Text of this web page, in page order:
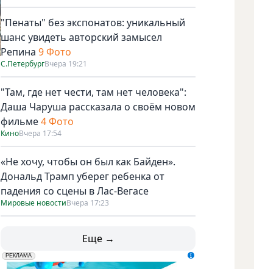
"Пенаты" без экспонатов: уникальный
шанс увидеть авторский замысел
Репина 9 Фото
С.ПетербургВчера 19:21
"Там, где нет чести, там нет человека":
Даша Чаруша рассказала о своём новом
фильме4 Фото
КиноВчера 17:54
«Не хочу, чтобы он был как Байден».
Дональд Трамп уберег ребенка от
падения со сцены в Лас-Вегасе
Мировые новостиВчера 17:23
Еще →
erid: LdtCK5udn
РЕКЛАМА
АО "ГАТР", ИНН: 7841320717